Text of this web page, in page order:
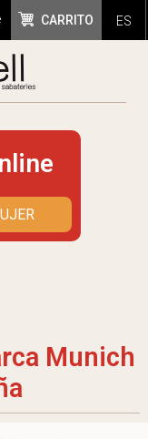
ES
CARRITO
Munich